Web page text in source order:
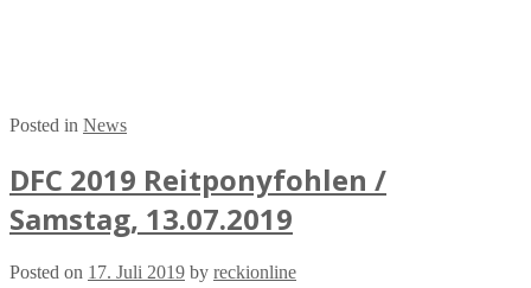
Posted in News
DFC 2019 Reitponyfohlen /
Samstag, 13.07.2019
Posted on 17. Juli 2019 by reckionline